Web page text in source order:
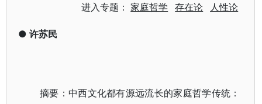
进入专题：家庭哲学 存在论 人性论
● 许苏民
摘要：中西文化都有源远流长的家庭哲学传统：